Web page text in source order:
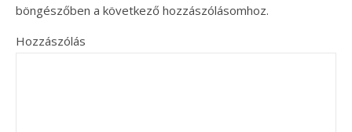
böngészőben a következő hozzászólásomhoz.
Hozzászólás